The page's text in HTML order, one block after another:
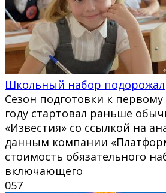
Школьный набор подорожал
Сезон подготовки к
году стартовал раньше
«Известия» со ссылкой на
данным компании
стоимость обязательного
включающего
057